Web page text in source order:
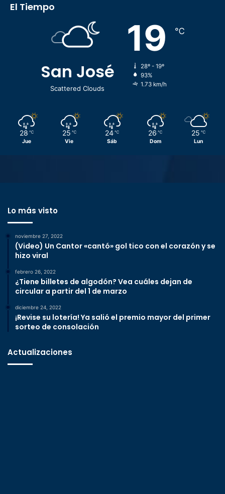
El Tiempo
San José
Scattered Clouds
19 ℃
28º - 19º
93%
1.73 km/h
28 ℃
Jue
25 ℃
Vie
24 ℃
Sáb
26 ℃
Dom
25 ℃
Lun
Lo más visto
noviembre 27, 2022
(Video) Un Cantor «cantó» gol tico con el corazón y se
hizo viral
febrero 26, 2022
¿Tiene billetes de algodón? Vea cuáles dejan de
circular a partir del 1 de marzo
diciembre 24, 2022
¡Revise su lotería! Ya salió el premio mayor del primer
sorteo de consolación
Actualizaciones